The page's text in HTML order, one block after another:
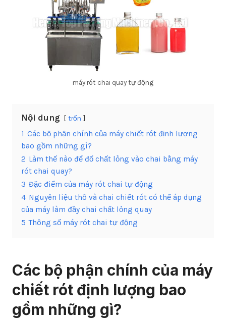
máy rót chai quay tự động
Nội dung trốn
1 Các bộ phận chính của máy chiết rót định lượng
bao gồm những gì?
2 Làm thế nào để đổ chất lỏng vào chai bằng máy
rót chai quay?
3 Đặc điểm của máy rót chai tự động
4 Nguyên liệu thô và chai chiết rót có thể áp dụng
của máy làm đầy chai chất lỏng quay
5 Thông số máy rót chai tự động
Các bộ phận chính của máy
chiết rót định lượng bao
gồm những gì?